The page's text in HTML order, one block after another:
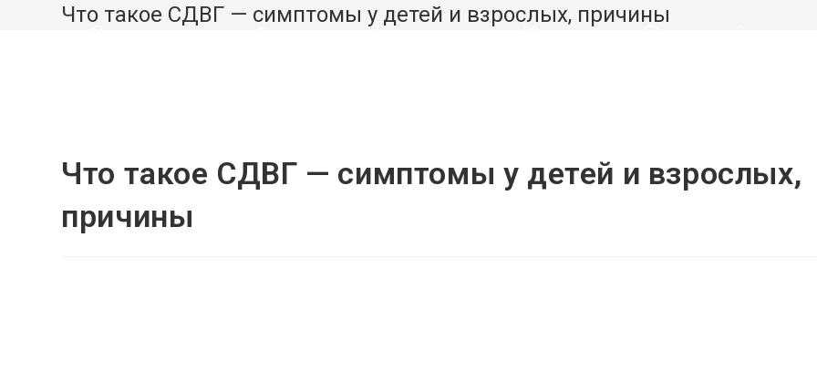
ПО
Что такое СДВГ — симптомы у детей и взрослых, причины
Что такое СДВГ — симптомы у детей и взрослых,
причины